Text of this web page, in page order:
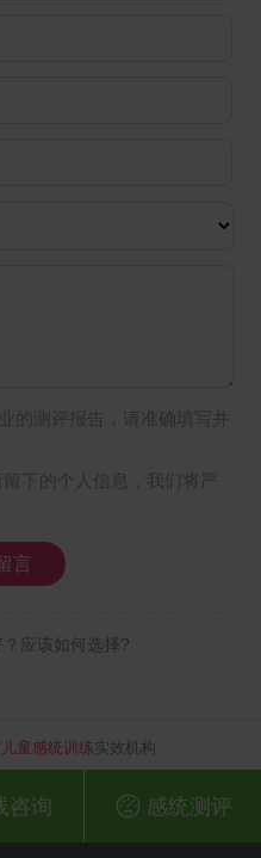
的测评报告，请准确填写并
下的个人信息，我们将严
应该如何选择?
儿童感统训练实效机构
咨询 感统测评